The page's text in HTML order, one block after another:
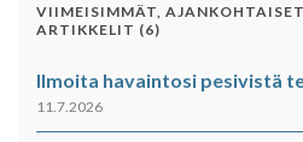
VIIMEISIMMÄT,
ARTIKKELIT (6)
Ilmoita havaintosi pesivistä
11.7.2026